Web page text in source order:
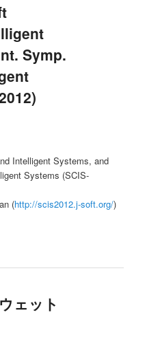
Symp.
Intelligent Systems, and
Systems (SCIS-
(http://scis2012.j-soft.org/)
ェット